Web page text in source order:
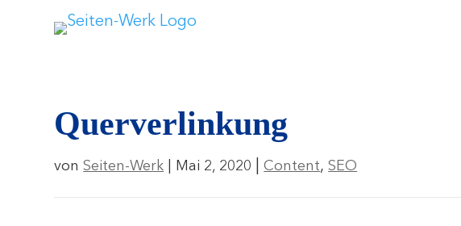
Querverlinkung
vonSeiten-Werk Mai 2, 2020 Content, SEO